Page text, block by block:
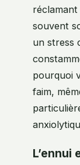
réclamant
souvent
un stress
pourquoi
faim,
L’ennui